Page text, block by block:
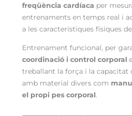
freqüència cardíaca per
entrenaments en temps real i
a les característiques físiques
Entrenament funcional, per
coordinació i control corporal
treballant la força i la capacitat
amb material divers com
el propi pes corporal.